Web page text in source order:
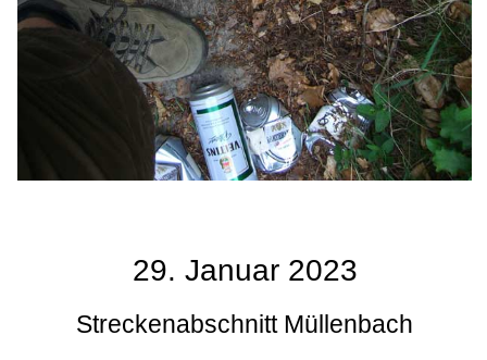
29. Januar 2023
Streckenabschnitt Müllenbach